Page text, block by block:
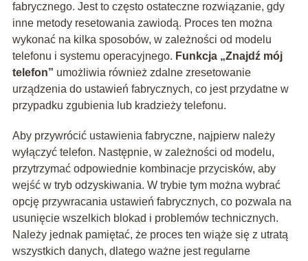
fabrycznego. Jest to często ostateczne rozwiązanie, gdy
inne metody resetowania zawiodą. Proces ten można
wykonać na kilka sposobów, w zależności od modelu
telefonu i systemu operacyjnego. Funkcja „Znajdź mój
telefon” umożliwia również zdalne zresetowanie
urządzenia do ustawień fabrycznych, co jest przydatne w
przypadku zgubienia lub kradzieży telefonu.
Aby przywrócić ustawienia fabryczne, najpierw należy
wyłączyć telefon. Następnie, w zależności od modelu,
przytrzymać odpowiednie kombinacje przycisków, aby
wejść w tryb odzyskiwania. W trybie tym można wybrać
opcję przywracania ustawień fabrycznych, co pozwala na
usunięcie wszelkich blokad i problemów technicznych.
Należy jednak pamiętać, że proces ten wiąże się z utratą
wszystkich danych, dlatego ważne jest regularne